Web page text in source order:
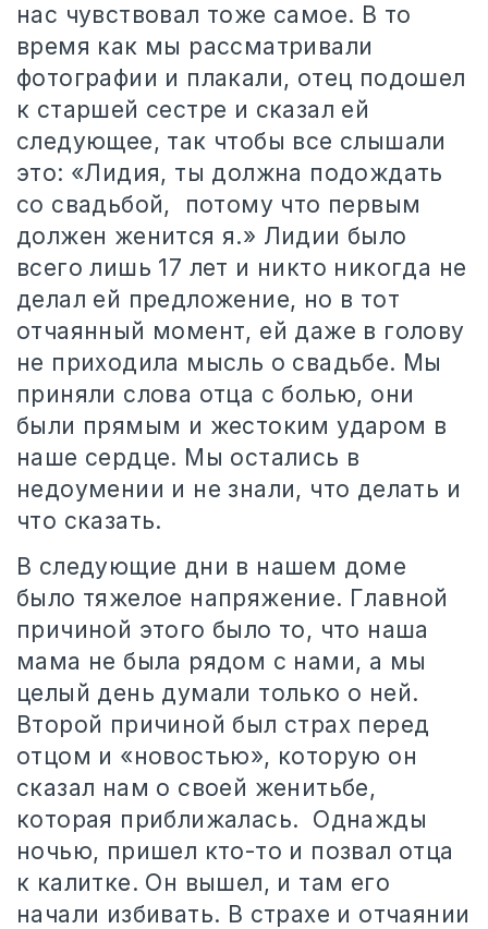
нас чувствовал тоже самое. В то
время как мы рассматривали
фотографии и плакали, отец подошел
к старшей сестре и сказал ей
следующее, так чтобы все слышали
это: «Лидия, ты должна подождать
со свадьбой,
потому что первым
должен женится я.» Лидии было
всего лишь 17 лет и никто никогда не
делал ей предложение, но в тот
отчаянный момент, ей даже в голову
не приходила мысль о свадьбе. Мы
приняли слова отца с болью, они
были прямым и жестоким ударом в
наше сердце. Мы остались в
недоумении и не знали, что делать и
что сказать.
В следующие дни в нашем доме
было тяжелое напряжение. Главной
причиной этого было то, что наша
мама не была рядом с нами, а мы
целый день думали только о ней.
Второй причиной был страх перед
отцом и «новостью», которую он
сказал нам о своей женитьбе,
которая приближалась. Однажды
ночью, пришел кто-то и позвал отца
к калитке. Он вышел, и там его
начали избивать. В страхе и отчаянии